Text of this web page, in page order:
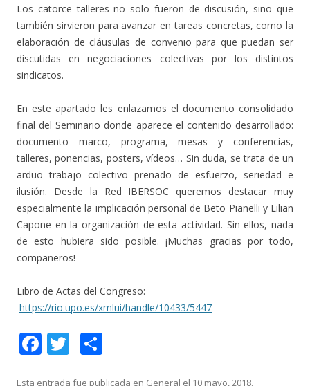
Los catorce talleres no solo fueron de discusión, sino que
también sirvieron para avanzar en tareas concretas, como la
elaboración de cláusulas de convenio para que puedan ser
discutidas en negociaciones colectivas por los distintos
sindicatos.
En este apartado les enlazamos el documento consolidado
final del Seminario donde aparece el contenido desarrollado:
documento marco, programa, mesas y conferencias,
talleres, ponencias, posters, vídeos… Sin duda, se trata de un
arduo trabajo colectivo preñado de esfuerzo, seriedad e
ilusión. Desde la Red IBERSOC queremos destacar muy
especialmente la implicación personal de Beto Pianelli y Lilian
Capone en la organización de esta actividad. Sin ellos, nada
de esto hubiera sido posible. ¡Muchas gracias por todo,
compañeros!
Libro de Actas del Congreso:
https://rio.upo.es/xmlui/handle/10433/5447
F T
Esta entrada fue publicada en General el 10 mayo, 2018.